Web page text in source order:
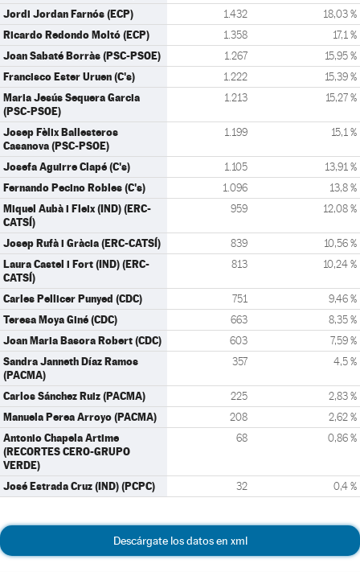
Jordi Jordan Farnós (ECP) 1.432 18,03 %
Ricardo Redondo Moltó (ECP) 1.358 17,1 %
Joan Sabaté Borràs (PSC-PSOE) 1.267 15,95 %
Francisco Ester Uruen (C's) 1.222 15,39 %
Maria Jesús Sequera Garcia
(PSC-PSOE)
1.213 15,27 %
Josep Fèlix Ballesteros
Casanova (PSC-PSOE)
1.199 15,1 %
Josefa Aguirre Clapé (C's) 1.105 13,91 %
Fernando Pecino Robles (C's) 1.096 13,8 %
Miquel Aubà i Fleix (IND) (ERC-
CATSÍ)
959 12,08 %
Josep Rufà i Gràcia (ERC-CATSÍ) 839 10,56 %
Laura Castel i Fort (IND) (ERC-
CATSÍ)
813 10,24 %
Carles Pellicer Punyed (CDC) 751 9,46 %
Teresa Moya Giné (CDC) 663 8,35 %
Joan Maria Basora Robert (CDC) 603 7,59 %
Sandra Janneth Díaz Ramos
(PACMA)
357 4,5 %
Carlos Sánchez Ruiz (PACMA) 225 2,83 %
Manuela Perea Arroyo (PACMA) 208 2,62 %
Antonio Chapela Artime
(RECORTES CERO-GRUPO
VERDE)
68 0,86 %
José Estrada Cruz (IND) (PCPC) 32 0,4 %
Descárgate los datos en xml